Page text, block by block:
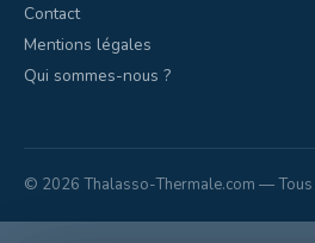
Contact
Mentions légales
Qui sommes-nous ?
© 2026 Thalasso-Thermale.com —